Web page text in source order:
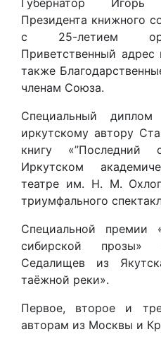
Губернатор
Президента книжного
с 25-летием
Приветственный
также
членам Союза.
Специальный
иркутскому автору
книгу «”Последний
Иркутском
театре им. Н. М.
триумфального
Специальной премии
сибирской прозы»
Седалищев из
таёжной реки».
Первое, второе и
авторам из Москвы и